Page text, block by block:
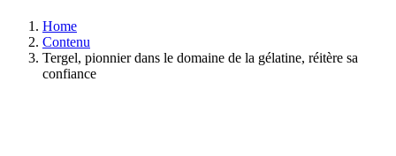
Home
Contenu
Tergel, pionnier dans le domaine de la gélatine, réitère sa
confiance